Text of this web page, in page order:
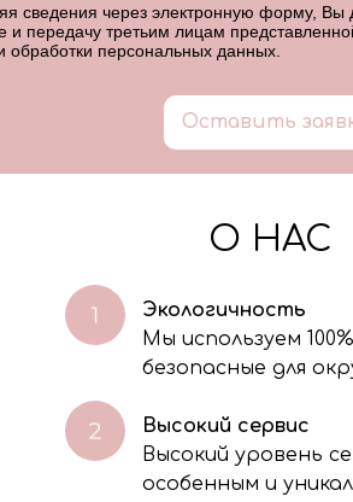
сведения через электронную форму, Вы
и передачу третьим лицам
обработки персональных данных.
Оставить
О НАС
Экологичность
Мы используем
безопасные для
Высокий сервис
Высокий уровень
особенным и